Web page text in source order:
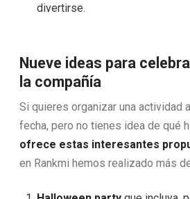
divertirse.
Nueve ideas para
la compañía
Si quieres organizar una actividad
fecha, pero no tienes idea de qué
ofrece estas interesantes
en Rankmi hemos realizado más